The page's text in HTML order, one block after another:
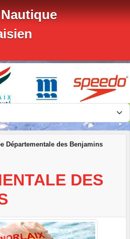
Départementale des Benjamins
DES